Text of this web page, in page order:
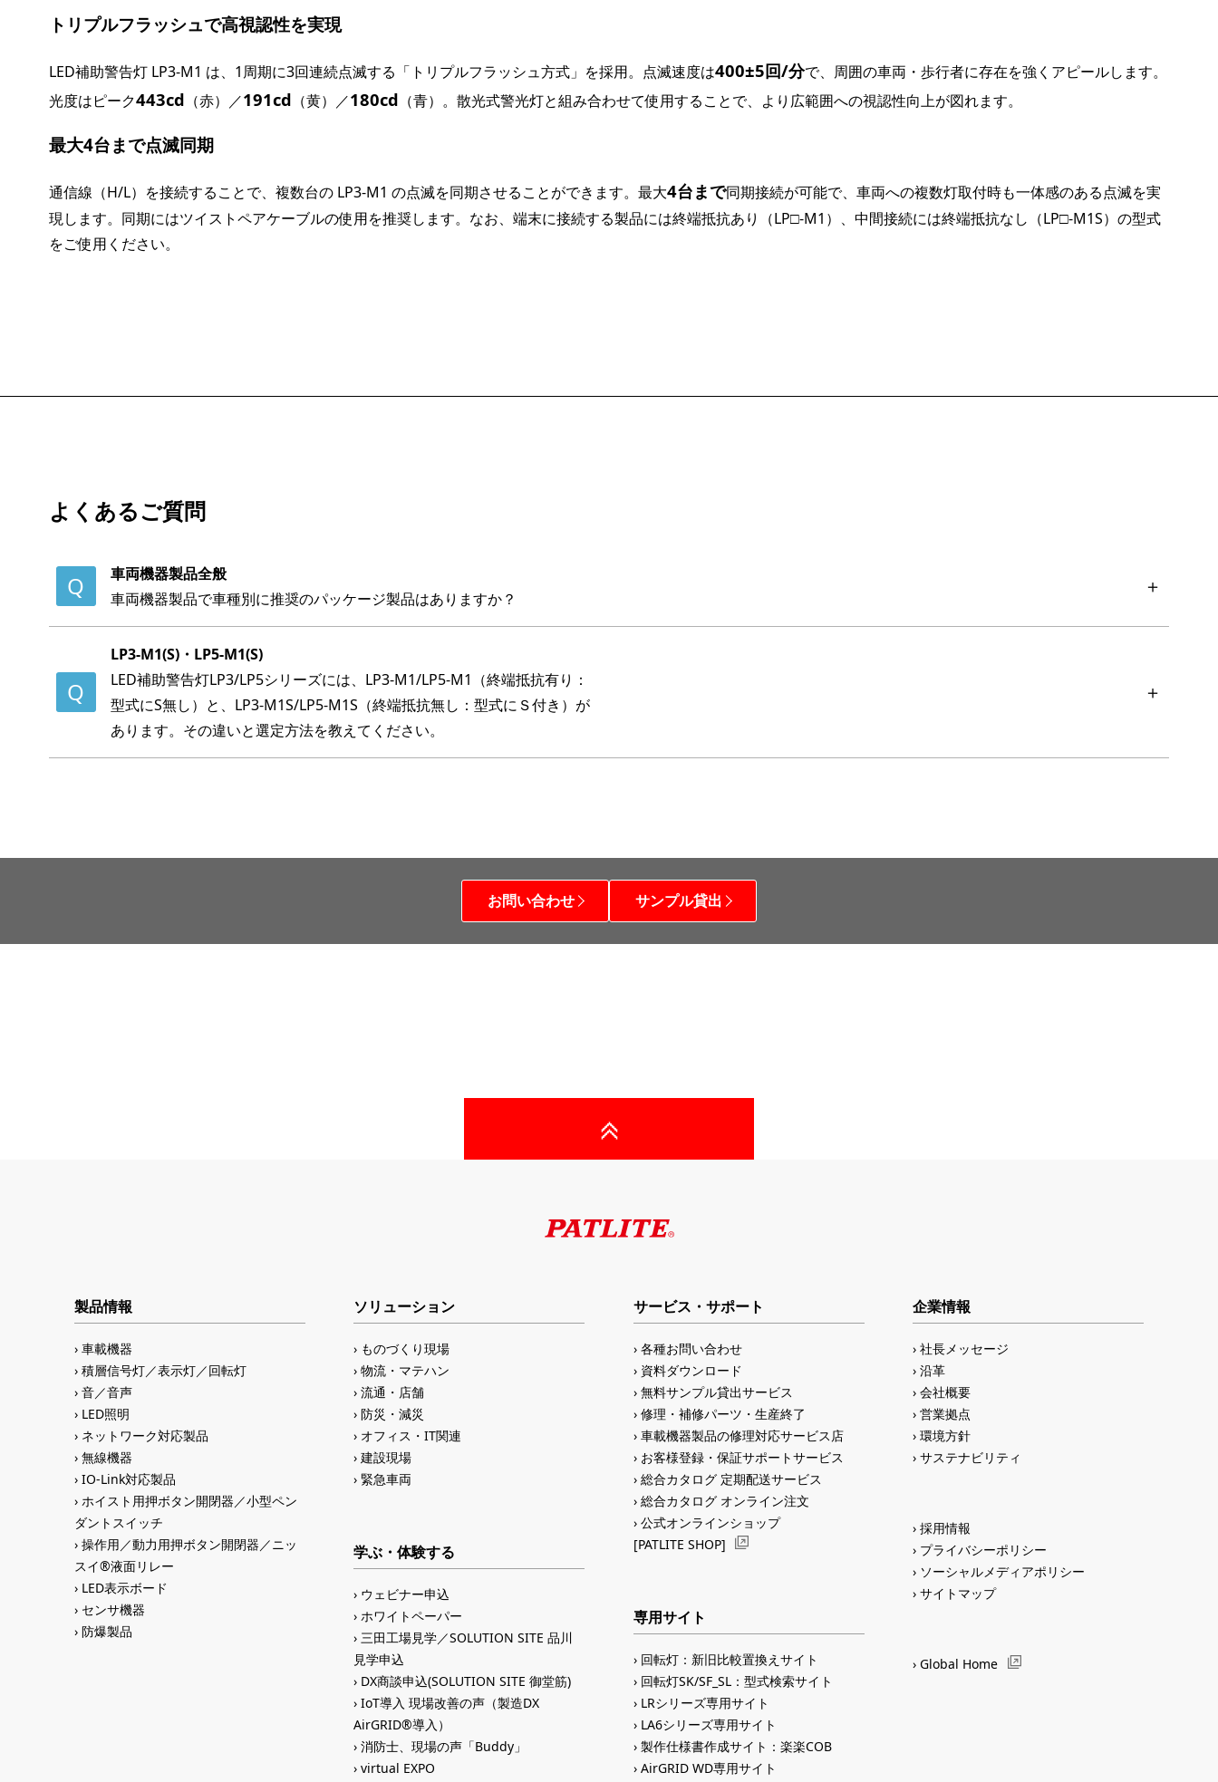
トリプルフラッシュで高視認性を実現
LED補助警告灯 LP3-M1 は、1周期に3回連続点滅する「トリプルフラッシュ方式」を採用。点滅速度は400±5回/分で、周囲の車両・歩行者に存在を強くアピールします。
光度はピーク443cd （赤）／191cd （黄）／180cd （青）。散光式警光灯と組み合わせて使用することで、より広範囲への視認性向上が図れます。
最大4台まで点滅同期
通信線（H/L）を接続することで、複数台の LP3-M1 の点滅を同期させることができます。最大4台まで同期接続が可能で、車両への複数灯取付時も一体感のある点滅を実
現します。同期にはツイストペアケーブルの使用を推奨します。なお、端末に接続する製品には終端抵抗あり（LP□-M1）、中間接続には終端抵抗なし（LP□-M1S）の型式
をご使用ください。
よくあるご質問
車両機器製品全般
車両機器製品で車種別に推奨のパッケージ製品はありますか？
LP3-M1(S)・LP5-M1(S)
LED補助警告灯LP3/LP5シリーズには、LP3-M1/LP5-M1（終端抵抗有り：
型式にS無し）と、LP3-M1S/LP5-M1S（終端抵抗無し：型式にＳ付き）が
あります。その違いと選定方法を教えてください。
お問い合わせ サンプル貸出
製品情報
車載機器
積層信号灯／表示灯／回転灯
音／音声
LED照明
ネットワーク対応製品
無線機器
IO-Link対応製品
ホイスト用押ボタン開閉器／小型ペン
ダントスイッチ
操作用／動力用押ボタン開閉器／ニッ
スイ®液面リレー
LED表示ボード
センサ機器
防爆製品
ソリューション
ものづくり現場
物流・マテハン
流通・店舗
防災・減災
オフィス・IT関連
建設現場
緊急車両
学ぶ・体験する
ウェビナー申込
ホワイトペーパー
三田工場見学／SOLUTION SITE 品川
見学申込
DX商談申込(SOLUTION SITE 御堂筋)
IoT導入 現場改善の声（製造DX
AirGRID®導入）
消防士、現場の声「Buddy」
virtual EXPO
サービス・サポート
各種お問い合わせ
資料ダウンロード
無料サンプル貸出サービス
修理・補修パーツ・生産終了
車載機器製品の修理対応サービス店
お客様登録・保証サポートサービス
総合カタログ 定期配送サービス
総合カタログ オンライン注文
公式オンラインショップ
[PATLITE SHOP]
専用サイト
回転灯：新旧比較置換えサイト
回転灯SK/SF_SL：型式検索サイト
LRシリーズ専用サイト
LA6シリーズ専用サイト
製作仕様書作成サイト：楽楽COB
AirGRID WD専用サイト
企業情報
社長メッセージ
沿革
会社概要
営業拠点
環境方針
サステナビリティ
採用情報
プライバシーポリシー
ソーシャルメディアポリシー
サイトマップ
Global Home